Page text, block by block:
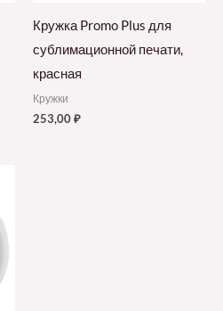
Кружка Promo Plus для
сублимационной печати,
красная
Кружки
253,00₽